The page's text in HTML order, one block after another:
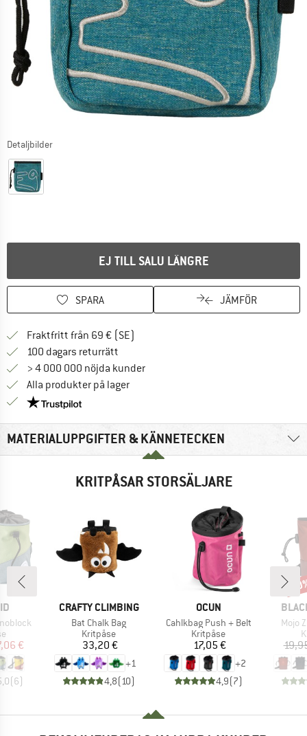
Detaljbilder
EJ TILL SALU LÄNGRE
SPARA JÄMFÖR
Fraktfritt från 69 € (SE)
100 dagars returrätt
> 4 000 000 nöjda kunder
Alla produkter på lager
Trust Pilot-garanti - hitta all information här!
MATERIALUPPGIFTER & KÄNNETECKEN
KRITPÅSAR STORSÄLJARE
pris
€
(6)
VARUMÄRKE
CRAFTY CLIMBING
Produkter
Bat Chalk Bag
Produktgrupp
Kritpåse
Pris
33,20 €
+1
4,8(10)
VARUMÄRKE
OCUN
Produkter
Cahlkbag Push + Belt
Produktgrupp
Kritpåse
Pris
17,05 €
+2
4,9(7)
Mojo